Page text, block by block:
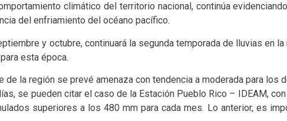
climático del territorio nacional, continúa
del enfriamiento del océano pacífico.
y octubre, continuará la segunda temporada de lluvias en la
esta época.
la región se prevé amenaza con tendencia a moderada para los
se pueden citar el caso de la Estación Pueblo Rico – IDEAM,
superiores a los 480 mm para cada mes. Lo anterior, es